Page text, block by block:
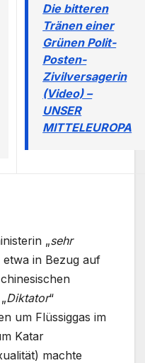
Die bitteren
Tränen einer
Grünen Polit-
Posten-
Zivilversagerin
(Video) –
UNSER
MITTELEUROPA
„sehr
etwa in Bezug auf
Diktator“
um Flüssiggas im
Katar
machte